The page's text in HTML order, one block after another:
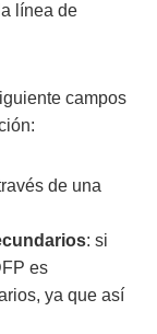
línea de
campos
de una
: si
es
ya que así